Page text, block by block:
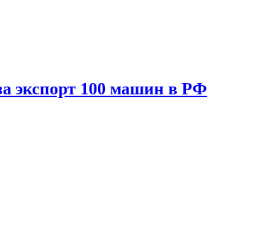
экспорт 100 машин в РФ